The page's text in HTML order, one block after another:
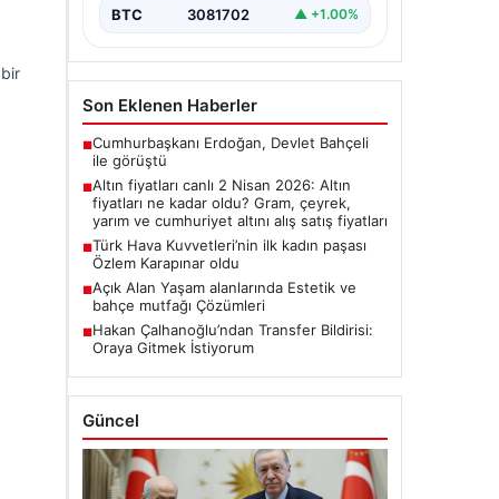
BTC 3081702 ▲ +1.00%
Son Eklenen Haberler
■Cumhurbaşkanı Erdoğan, Devlet Bahçeli
ile görüştü
■Altın fiyatları canlı 2 Nisan 2026: Altın
fiyatları ne kadar oldu? Gram, çeyrek,
yarım ve cumhuriyet altını alış satış fiyatları
■Türk Hava Kuvvetleri’nin ilk kadın paşası
Özlem Karapınar oldu
■Açık Alan Yaşam alanlarında Estetik ve
bahçe mutfağı Çözümleri
■Hakan Çalhanoğlu’ndan Transfer Bildirisi:
Oraya Gitmek İstiyorum
Güncel